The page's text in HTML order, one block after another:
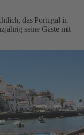
das Portugal in
seine Gäste mit